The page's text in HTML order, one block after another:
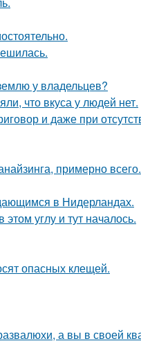
у владельцев?
что вкуса у людей нет.
и даже при
примерно всего.
в Нидерландах.
углу и тут началось.
опасных клещей.
а вы в своей